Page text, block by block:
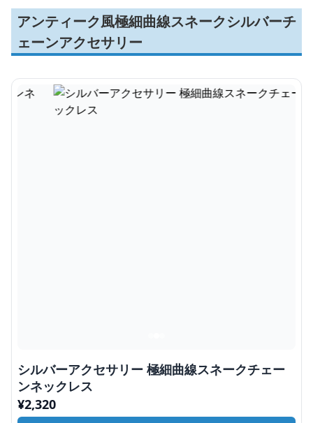
アンティーク風極細曲線スネークシルバーチ
ェーンアクセサリー
シルバーアクセサリー 極細曲線スネークチェー
ンネックレス
¥2,320